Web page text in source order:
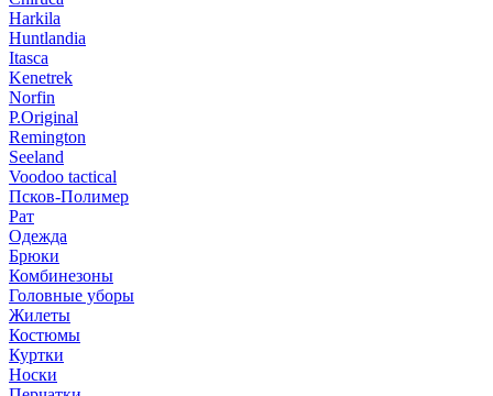
Harkila
Huntlandia
Itasca
Kenetrek
Norfin
P.Original
Remington
Seeland
Voodoo tactical
Псков-Полимер
Рат
Одежда
Брюки
Комбинезоны
Головные уборы
Жилеты
Костюмы
Куртки
Носки